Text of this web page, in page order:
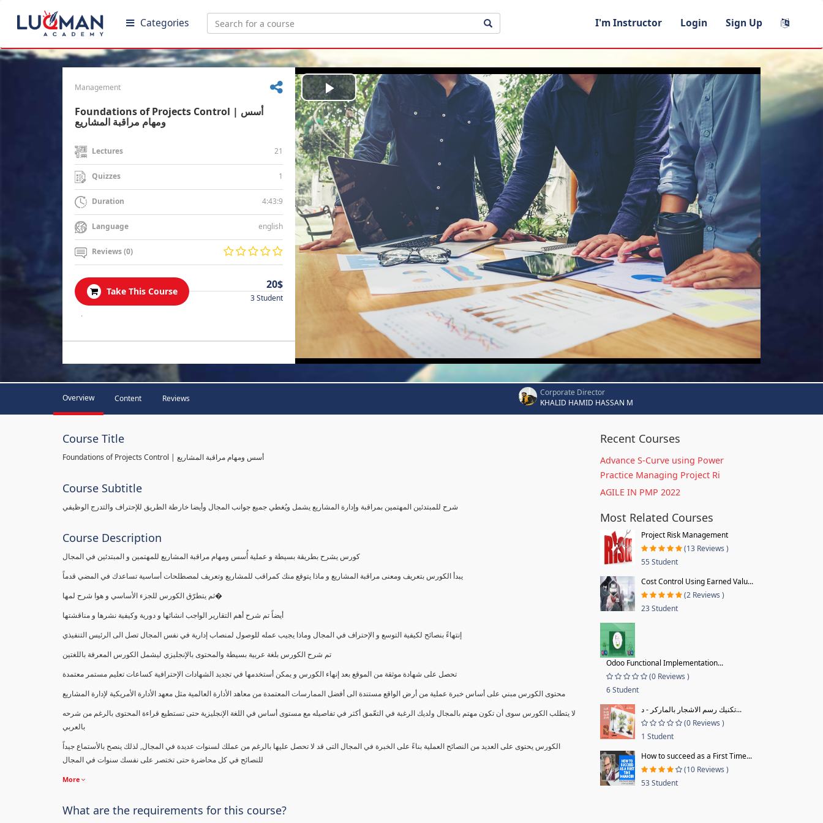
Categories I'm Instructor Login Sign Up
Management
Foundations of Projects Control | أسس
ومهام مراقبة المشاريع
Lectures 21
Quizzes 1
Duration 4:43:9
Language english
Reviews (0)
Take This Course
20$
3 Student
.
Play
Video
Overview Content Reviews
Corporate Director
KHALID HAMID HASSAN M
Course Title
Foundations of Projects Control | أسس ومهام مراقبة المشاريع
Course Subtitle
شرح للمبتدئين المهتمين بمراقبة وإدارة المشاريع يشمل ويُغطي جميع جوانب المجال وأيضا خارطة الطريق للإحتراف والتدرج الوظيفي
Course Description
كورس يشرح بطريقة بسيطة و عملية أُسس ومهام مراقبة المشاريع للمهتمين و المبتدئين في المجال
يبدأ الكورس بتعريف ومعنى مراقبة المشاريع و ماذا يتوقع منك كمراقب للمشاريع وتعريف لمصطلحات أساسية تساعدك في المضي قدماً
ثم يتطرّق الكورس للجزء الأساسي و هوا شرح لمها�
أيضاً تم شرح أهم التقارير الواجب انشائها و دورية وكيفية نشرها و مناقشتها
إنتهاءً بنصائح لكيفية التوسع و الإحتراف في المجال وماذا يجيب عمله للوصول لمنصاب إدارية في نفس المجال تصل الى الرئيس التنفيذي
تم شرح الكورس بلغة عربية بسيطة والمحتوى بالإنجليزي ليشمل الكورس المعرفة باللغتين
تحصل على شهادة موثقة من الموقع بعد إنهاء الكورس و يمكن أستخدمها في تجديد الشهادات الإحترافية كساعات تعليم مستمر معتمدة
محتوى الكورس مبني على أساس خبرة عملية من أرض الواقع مستندة الى أفضل الممارسات المعتمدة من معاهد الأدارة العالمية مثل معهد الأدارة الأمريكية لإدارة المشاريع
لا يتطلب الكورس سوى أن تكون مهتم بالمجال ولديك الرغبة في التعّمق أكثر في تفاصيله مع مستوى أساس في اللغة الإنجليزية حتى تستطيع قراءة المحتوى بالرغم من شرحه
بالعربي
الكورس يحتوى على العديد من النصائح العملية بناءً على الخبرة في المجال التى قد لا تحصل عليها بالرغم من عملك لسنوات عديدة في المجال, لذلك ينصح بالأستماع جيداً
للنصائح في كل محاضرة حتى تختصر على نفسك سنوات في المجال
More
What are the requirements for this course?
Recent Courses
Advance S-Curve using Power
Practice Managing Project Ri
AGILE IN PMP 2022
Most Related Courses
Project Risk Management
(13 Reviews )
55 Student
Cost Control Using Earned Valu...
(2 Reviews )
23 Student
Odoo Functional Implementation...
(0 Reviews )
6 Student
تكنيك رسم الاشجار بالماركر - د...
(0 Reviews )
1 Student
How to succeed as a First Time...
(10 Reviews )
53 Student